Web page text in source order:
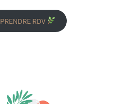
PRENDRE RDV